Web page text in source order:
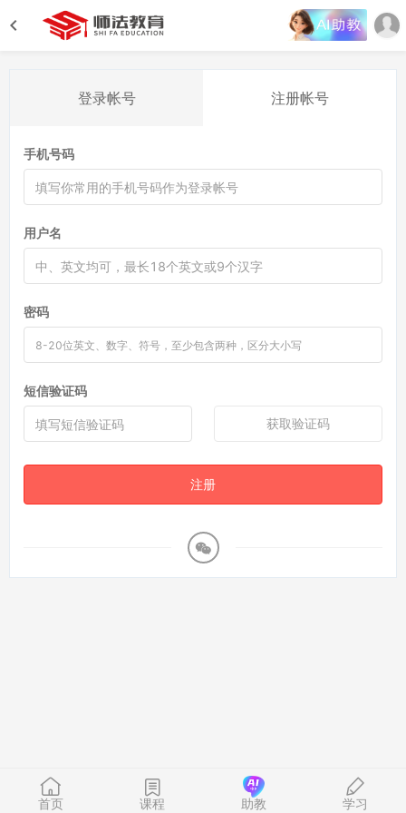
登录帐号 注册帐号
手机号码
用户名
密码
短信验证码
获取验证码
注册
首页 课程 助教 学习